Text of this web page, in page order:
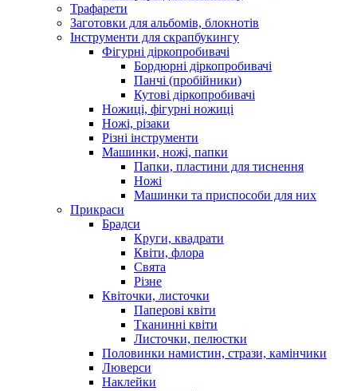
Трафарети
Заготовки для альбомів, блокнотів
Інструменти для скрапбукингу
Фігурні діркопробивачі
Бордюрні діркопробивачі
Панчі (пробійники)
Кутові діркопробивачі
Ножиці, фігурні ножиці
Ножі, різаки
Різні інструменти
Машинки, ножі, папки
Папки, пластини для тиснення
Ножі
Машинки та приспособи для них
Прикраси
Брадси
Круги, квадрати
Квіти, флора
Свята
Різне
Квіточки, листочки
Паперові квіти
Тканинні квіти
Листочки, пелюстки
Половинки намистин, стрази, камінчики
Люверси
Наклейки